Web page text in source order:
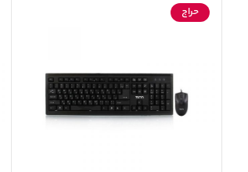
حراج